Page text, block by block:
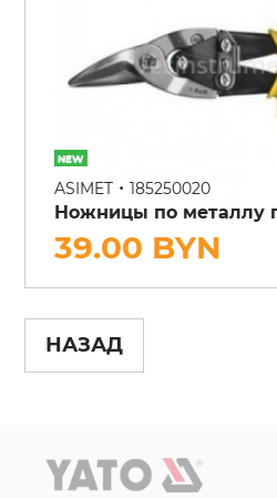
ASIMET• 185250020
Ножницы по металлу
39.00 BYN
НАЗАД